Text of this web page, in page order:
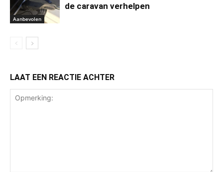
Aanbevolen
de caravan verhelpen
LAAT EEN REACTIE ACHTER